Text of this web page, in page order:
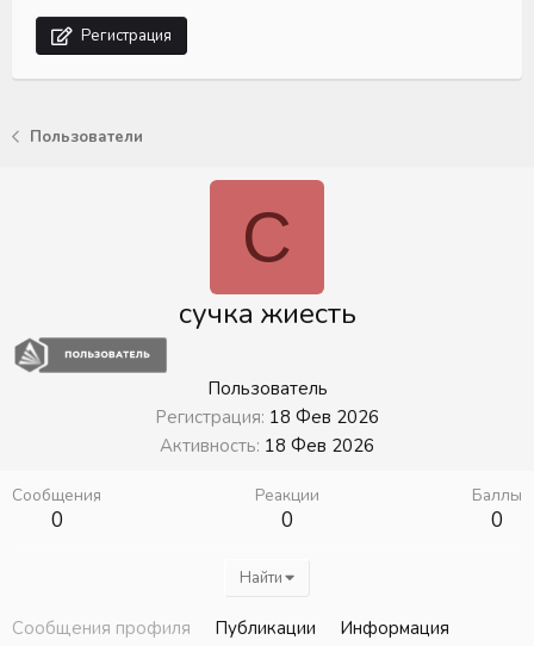
Регистрация
Пользователи
С
сучка жиесть
Пользователь
Регистрация 18 Фев 2026
Активность 18 Фев 2026
Сообщения
0
Реакции
0
Баллы
0
Найти
Сообщения профиля Публикации Информация